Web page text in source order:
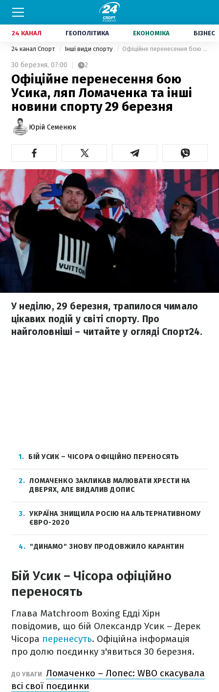
24 КАНАЛ ГЕОПОЛІТИКА ЕКОНОМІКА БІЗНЕС
24 канал Спорт Інші види спорту Офіційне перенесення бою Усика, ляп Ломаченка та інші новини спорту 29 березня
30 березня, 07:00 2
Офіційне перенесення бою
Усика, ляп Ломаченка та інші
новини спорту 29 березня
Юрій Семенюк
У неділю, 29 березня, трапилося чимало
цікавих подій у світі спорту. Про
найголовніші – читайте у огляді Спорт24.
1 БІЙ УСИК – ЧІСОРА ОФІЦІЙНО ПЕРЕНОСЯТЬ
2
ЛОМАЧЕНКО ЗАКЛИКАВ МАЛЮВАТИ ХРЕСТИ НА
ДВЕРЯХ, АЛЕ ВИДАЛИВ ДОПИС
3
УКРАЇНА ЗНИЩИЛА РОСІЮ НА АЛЬТЕРНАТИВНОМУ
ЄВРО-2020
4 "ДИНАМО" ЗНОВУ ПРОДОВЖИЛО КАРАНТИН
Бій Усик – Чісора офіційно
переносять
Глава Matchroom Boxing Едді Хірн
повідомив, що бій Олександр Усик – Дерек
Чісора перенесуть. Офіційна інформація
про долю поєдинку з'явиться 30 березня.
ДО УВАГИ Ломаченко – Лопес: WBO скасувала
всі свої поєдинки